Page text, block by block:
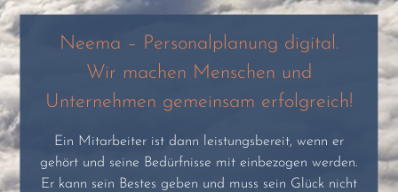
Neema – Personalplanung digital.
Wir machen Menschen und
Unternehmen gemeinsam erfolgreich!
Ein Mitarbeiter ist dann leistungsbereit, wenn er
gehört und seine Bedürfnisse mit einbezogen werden.
Er kann sein Bestes geben und muss sein Glück nicht